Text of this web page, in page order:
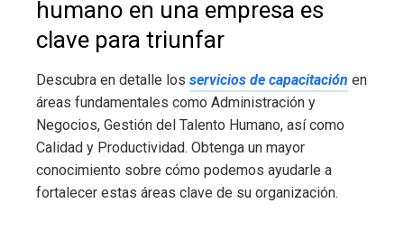
humano en una empresa es
clave para triunfar
Descubra en detalle los servicios de capacitación en
áreas fundamentales como Administración y
Negocios, Gestión del Talento Humano, así como
Calidad y Productividad. Obtenga un mayor
conocimiento sobre cómo podemos ayudarle a
fortalecer estas áreas clave de su organización.